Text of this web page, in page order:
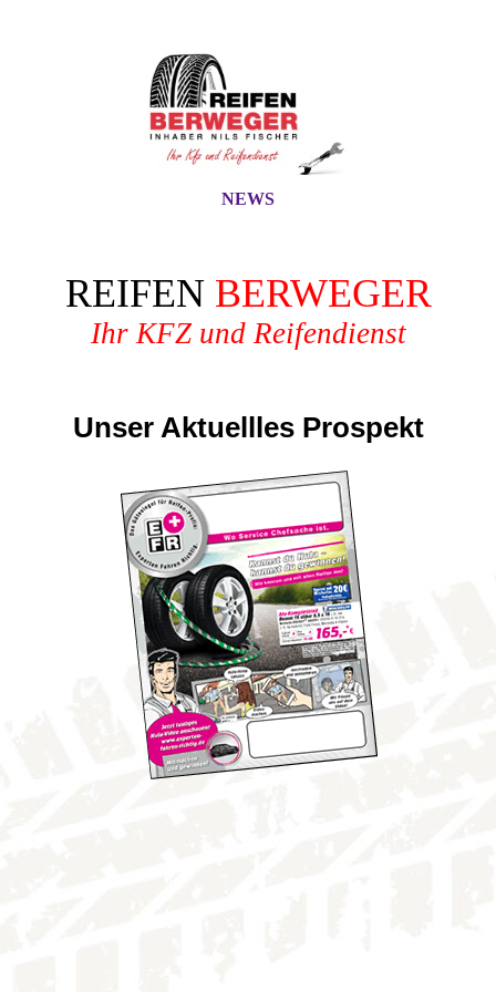
NEWS
REIFEN BERWEGER
Ihr KFZ und Reifendienst
Unser Aktuellles Prospekt